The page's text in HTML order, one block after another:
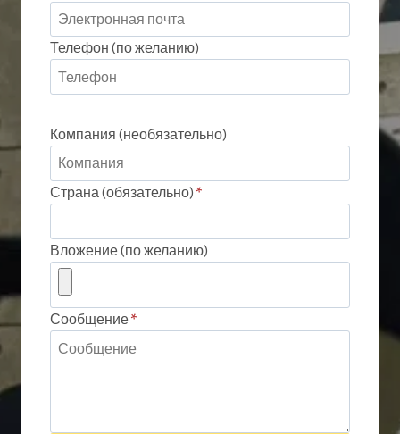
Телефон (по желанию)
Компания (необязательно)
Страна (обязательно) *
Вложение (по желанию)
Сообщение*